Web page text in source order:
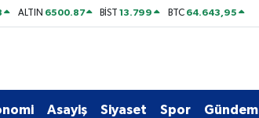
ALTIN 6500.87 BİST13.799 BTC 64.643,95
Asayiş Siyaset Spor Gündem